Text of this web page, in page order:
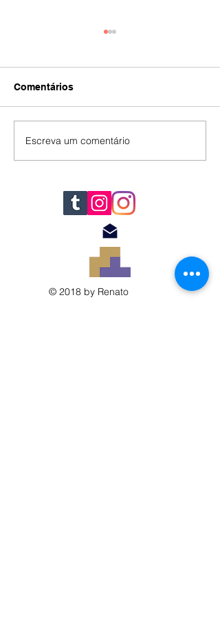
IA
Comentários
Escreva um comentário
© 2018 by Renato